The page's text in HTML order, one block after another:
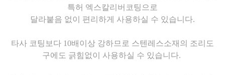
특허 엑스칼리버코팅으로
달라붙음 없이 편리하게 사용하실 수 있습니다.
타사 코팅보다 10배이상 강하므로 스텐레스소재의 조리도
구에도 긁힘없이 사용하실 수 있습니다.